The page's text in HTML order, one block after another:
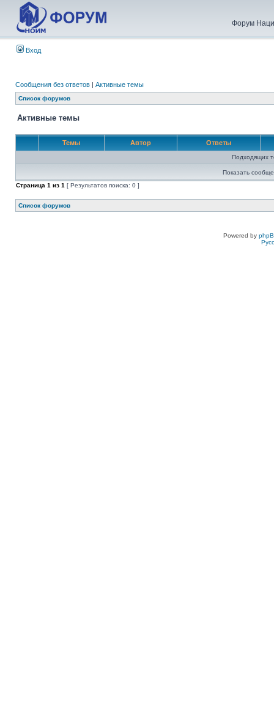
Форум
Вход
Сообщения без ответов | Активные темы
Список форумов
Активные темы
Темы Автор Ответы
Подходящих
Показать
Страница 1 из 1 [ Результатов поиска: 0 ]
Список форумов
Powered by